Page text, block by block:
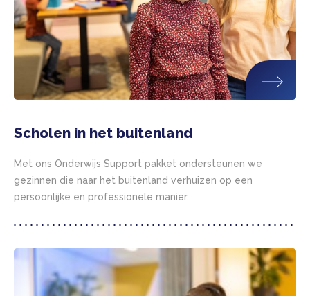
Scholen in het buitenland
Met ons Onderwijs Support pakket ondersteunen we
gezinnen die naar het buitenland verhuizen op een
persoonlijke en professionele manier.